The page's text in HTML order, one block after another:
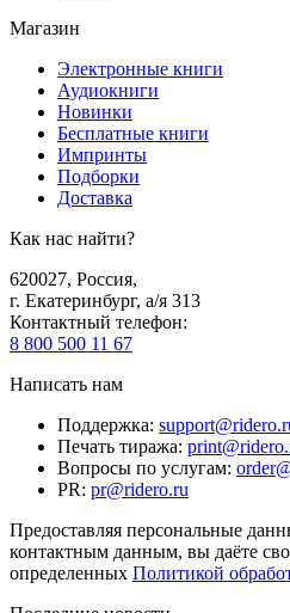
Магазин
Электронные книги
Аудиокниги
Новинки
Бесплатные книги
Импринты
Подборки
Доставка
Как нас найти?
620027, Россия,
г. Екатеринбург, а/я 313
Контактный телефон:
8 800 500 11 67
Написать нам
Поддержка:
Печать тиража:
Вопросы по услугам:
PR: pr@ridero.ru
Предоставляя персональные
контактным данным, вы даёте
определенных Политикой